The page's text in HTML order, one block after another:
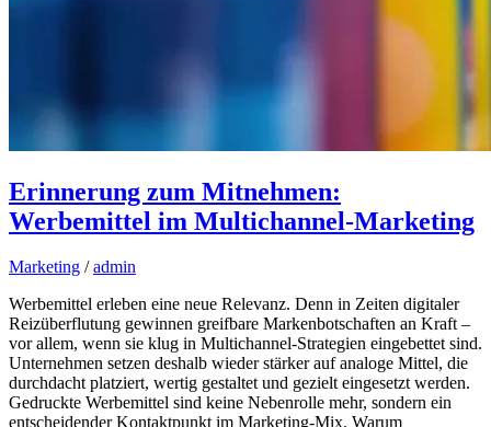
Erinnerung zum Mitnehmen:
Werbemittel im Multichannel-Marketing
Marketing /admin
Werbemittel erleben eine neue Relevanz. Denn in Zeiten digitaler
Reizüberflutung gewinnen greifbare Markenbotschaften an Kraft –
vor allem, wenn sie klug in Multichannel-Strategien eingebettet sind.
Unternehmen setzen deshalb wieder stärker auf analoge Mittel, die
durchdacht platziert, wertig gestaltet und gezielt eingesetzt werden.
Gedruckte Werbemittel sind keine Nebenrolle mehr, sondern ein
entscheidender Kontaktpunkt im Marketing-Mix. Warum